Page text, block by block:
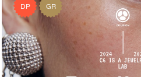
DP GR